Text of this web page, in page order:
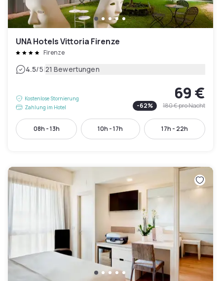
UNA Hotels Vittoria Firenze
Firenze
4.5/5|21 Bewertungen
Kostenlose Stornierung
Zahlung im Hotel
69 €
-62% 180 €pro Nacht
08h - 13h 10h - 17h 17h - 22h